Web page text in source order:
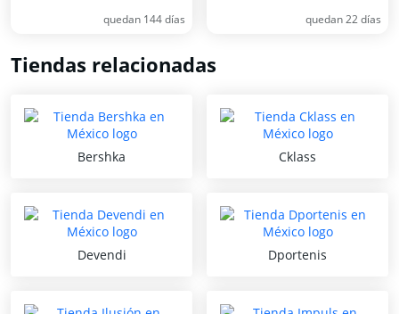
quedan 144 días quedan 22 días
Tiendas relacionadas
Bershka Cklass
Devendi Dportenis